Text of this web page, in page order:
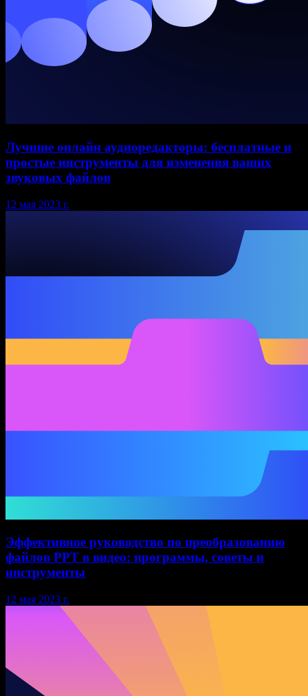
Лучшие онлайн аудиоредакторы: бесплатные и
простые инструменты для изменения ваших
звуковых файлов
12 мая 2023 г.
Эффективное руководство по преобразованию
файлов PPT в видео: программы, советы и
инструменты
12 мая 2023 г.